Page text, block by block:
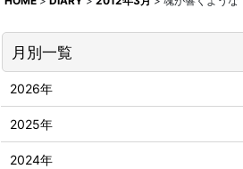
月別一覧
2026年
2025年
2024年